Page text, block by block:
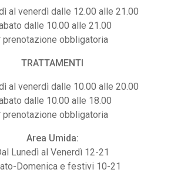
BENDAGGI ANTI-CELLULITE
CORPO
€75,00
al venerdì dalle 12.00 alle 21.00
dalle 10.00 alle 21.00
prenotazione obbligatoria
TRATTAMENTI
al venerdì dalle 10.00 alle 20.00
dalle 10.00 alle 18.00
prenotazione obbligatoria
Area Umida:
Lunedì al Venerdì 12-21
Domenica e festivi 10-21